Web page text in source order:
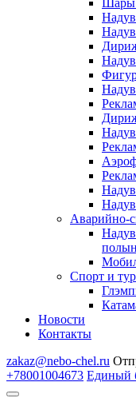
Аварийно-
Спорт и
Новости
Контакты
zakaz@nebo-chel.ru
+78001004673 Единый